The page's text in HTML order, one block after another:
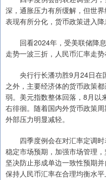
深，通胀压力有所缓解，但世
表现有所分化，货币政策进入降
回看2024年，受美联储降息
走势一波三折，人民币汇率走势
央行行长潘功胜9月24日在
之外，主要经济体的货币政策
弱。美元指数整体回落，8月以
右徘徊。随着国内外货币政策
外部压力明显减轻。
四季度例会在对汇率定调时
稳定市场预期，加强市场管理
坚决防止形成单边一致性预期
保持人民币汇率在合理均衡水平